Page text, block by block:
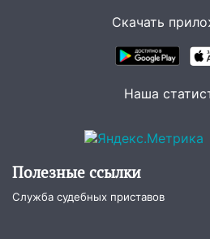
После жалобы
улице Льва Толстого в
восстановили
спасли восемь человек
Житель
«посылку от дочери» и
миллионов рублей
14:30 Застолье
Скачать
Наша
Полезные ссылки
Служба судебных приставов